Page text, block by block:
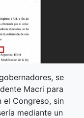
se
Macri para
el Congreso, sin
mediante un